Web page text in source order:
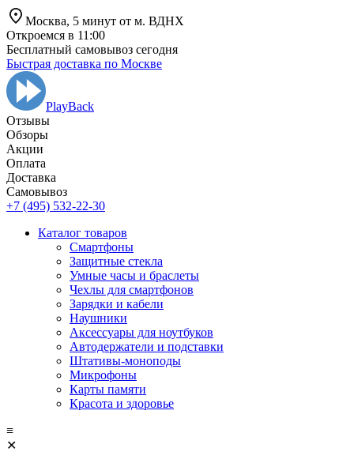
Москва, 5 минут от м. ВДНХ
Откроемся в 11:00
Бесплатный самовывоз сегодня
Быстрая доставка по Москве
PlayBack
Отзывы
Обзоры
Aкции
Оплата
Доставка
Самовывоз
+7 (495) 532-22-30
Каталог товаров
Смартфоны
Защитные стекла
Умные часы и браслеты
Чехлы для смартфонов
Зарядки и кабели
Наушники
Аксессуары для ноутбуков
Автодержатели и подставки
Штативы-моноподы
Микрофоны
Карты памяти
Красота и здоровье
≡
✕